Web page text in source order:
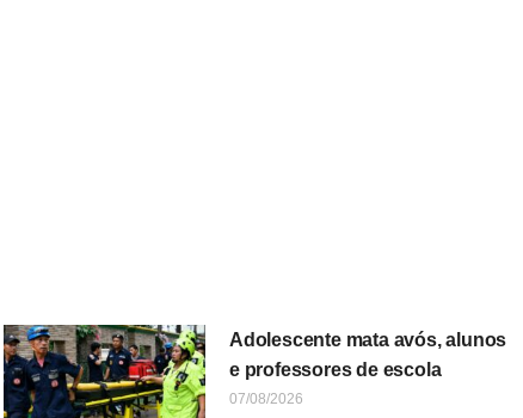
Adolescente mata avós, alunos
e professores de escola
07/08/2026